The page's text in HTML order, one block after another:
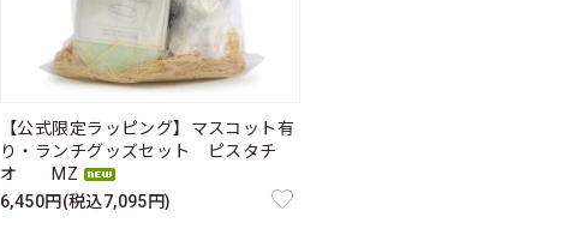
【公式限定ラッピング】マスコット有
り・ランチグッズセット ピスタチ
オ MZ
6,450円(税込7,095円)